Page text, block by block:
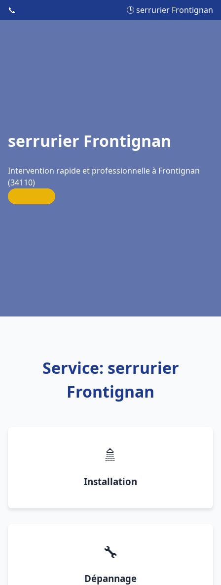
📞 🕒 serrurier Frontignan
serrurier Frontignan
Intervention rapide et professionnelle à Frontignan
(34110)
Service: serrurier
Frontignan
🚿
Installation
🔧
Dépannage